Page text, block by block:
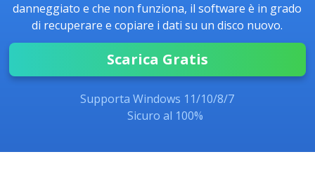
danneggiato e che non funziona, il software è in grado
di recuperare e copiare i dati su un disco nuovo.
Scarica Gratis
Supporta Windows 11/10/8/7
Sicuro al 100%